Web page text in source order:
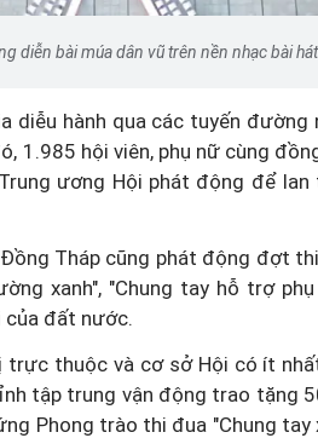
diễn bài múa dân vũ trên nền nhạc bài
diễu hành qua các tuyến đường
1.985 hội viên, phụ nữ cùng
ương Hội phát động để
Tháp cũng phát động đợt
xanh", "Chung tay hỗ trợ
đất nước.
trực thuộc và cơ sở Hội có ít
tập trung vận động trao tặng
Phong trào thi đua "Chung
sửa đổi